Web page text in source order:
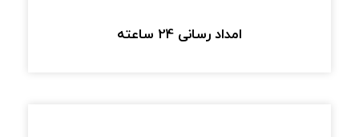
امداد رسانی 24 ساعته